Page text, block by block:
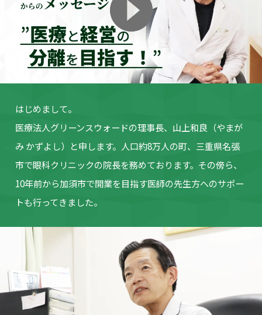
はじめまして。
医療法人グリーンスウォードの理事長、山上和良（やまが
み かずよし） と申します。人口約8万人の町、三重県名張
市で眼科クリニックの院長を務めております。その傍ら、
10年前から加須市で開業を目指す医師の先生方へのサポー
トも行ってきました。